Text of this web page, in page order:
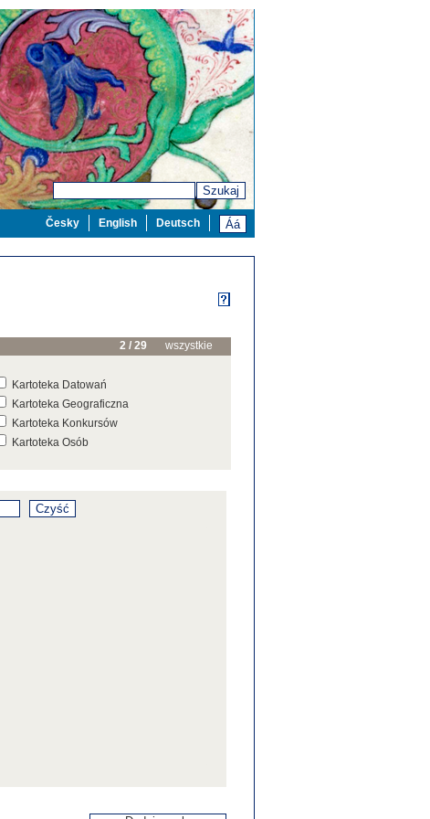
Szukaj
Deutsch
English
Česky
2 / 29 wszystkie
Kartoteka Datowań
Kartoteka Geograficzna
Kartoteka Konkursów
Kartoteka Osób
Kartoteka Wystaw
Kartoteka Źródeł